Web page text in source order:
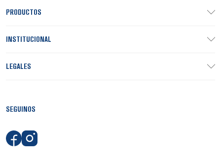
PRODUCTOS
INSTITUCIONAL
LEGALES
SEGUINOS